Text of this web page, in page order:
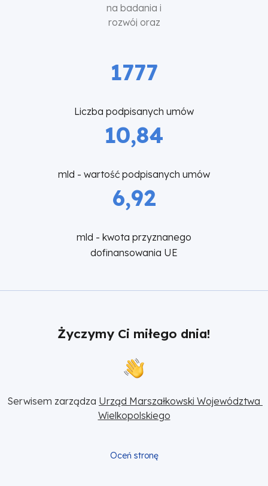
na badania i
rozwój oraz
1777
Liczba podpisanych umów
10,84
mld - wartość podpisanych umów
6,92
mld - kwota przyznanego
dofinansowania UE
Życzymy Ci miłego dnia!
Serwisem zarządza Urząd Marszałkowski Województwa
Wielkopolskiego
Oceń stronę